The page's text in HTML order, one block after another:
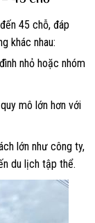
45 chỗ, đáp
khác nhau:
nhỏ hoặc nhóm
mô lớn hơn với
lớn như công ty,
du lịch tập thể.